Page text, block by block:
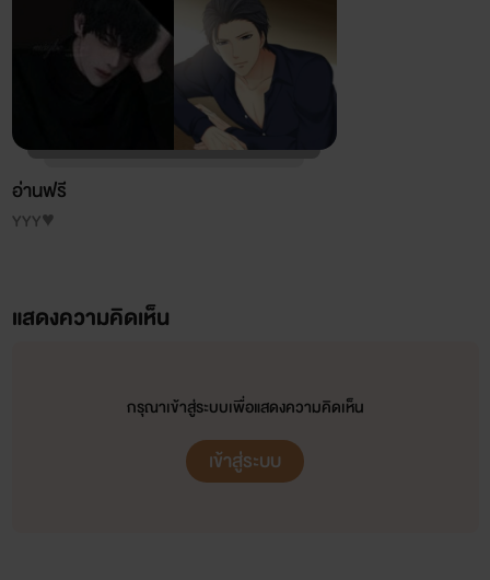
ปีกบางๆหลุดร่วงจากร่างครัน ปลิดชีวันจากฝันอันหลอก
แมลงปอปีกบางโดย Forevermore (บทความนี้จะไม่มีในหนังสือ
อ่านเพราะมีความชื่นชอบบทความนี้เป็นส่วนตัวค่ะ)
อ่านฟรี
YYY♥️
แสดงความคิดเห็น
กรุณาเข้าสู่ระบบเพื่อแสดงความคิดเห็น
เข้าสู่ระบบ